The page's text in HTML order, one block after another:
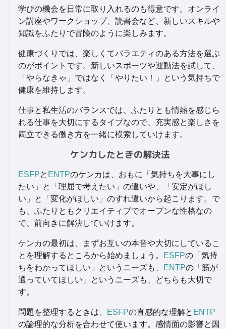
学びの機会を日常に取り入れるのも得意です。オンライ
ン講座やワークショップ、読書会など、新しいスキルや
知識をふたりで冒険のように楽しみます。
健康づくりでは、楽しくてバラエティのある方法を選ぶ
のがポイントです。新しいスポーツや運動法を試して、
「やらなきゃ」ではなく「やりたい！」という気持ちで
健康を維持します。
仕事と私生活のバランスでは、ふたりとも情熱を感じら
れる仕事を大切にするタイプなので、充実感と楽しさを
両立できる働き方を一緒に模索していけます。
ケンカしたときの解決法
ESFPと ENTPのケンカは、おもに「気持ちを大事にし
たい」と「理屈で考えたい」の違いや、「安定がほし
い」と「変化がほしい」のすれ違いから起こります。で
も、ふたりともクリエイティブでオープンな性格なの
で、前向きに解決していけます。
ケンカの最初は、まずお互いの本音や大切にしているこ
とを理解するところから始めましょう。
ESFPの「気持
ちをわかってほしい」というニーズも、
ENTPの「筋が
通っていてほしい」というニーズも、どちらも大切で
す。
問題を整理するときは、 ESFPの直感的な理解と ENTP
の論理的な分析を合わせて使います。感情面の影響と因